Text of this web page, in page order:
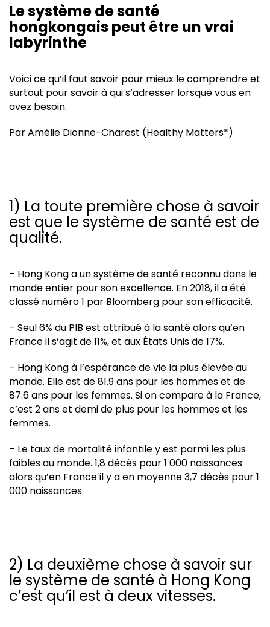
Le système de santé
hongkongais peut être un vrai
labyrinthe
Voici ce qu’il faut savoir pour mieux le comprendre et
surtout pour savoir à qui s’adresser lorsque vous en
avez besoin.
Par Amélie Dionne-Charest (Healthy Matters*)
1) La toute première chose à savoir
est que le système de santé est de
qualité.
– Hong Kong a un système de santé reconnu dans le
monde entier pour son excellence. En 2018, il a été
classé numéro 1 par Bloomberg pour son efficacité.
– Seul 6% du PIB est attribué à la santé alors qu’en
France il s’agit de 11%, et aux États Unis de 17%.
– Hong Kong à l’espérance de vie la plus élevée au
monde. Elle est de 81.9 ans pour les hommes et de
87.6 ans pour les femmes. Si on compare à la France,
c’est 2 ans et demi de plus pour les hommes et les
femmes.
– Le taux de mortalité infantile y est parmi les plus
faibles au monde. 1,8 décès pour 1 000 naissances
alors qu’en France il y a en moyenne 3,7 décès pour 1
000 naissances.
2) La deuxième chose à savoir sur
le système de santé à Hong Kong
c’est qu’il est à deux vitesses.